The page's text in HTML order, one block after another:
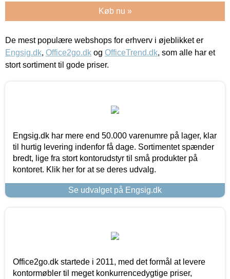
Køb nu »
De mest populære webshops for erhverv i øjeblikket er
Engsig.dk, Office2go.dk og OfficeTrend.dk, som alle har et
stort sortiment til gode priser.
Engsig.dk har mere end 50.000 varenumre på lager, klar
til hurtig levering indenfor få dage. Sortimentet spænder
bredt, lige fra stort kontorudstyr til små produkter på
kontoret. Klik her for at se deres udvalg.
Se udvalget på Engsig.dk
Office2go.dk startede i 2011, med det formål at levere
kontormøbler til meget konkurrencedygtige priser,